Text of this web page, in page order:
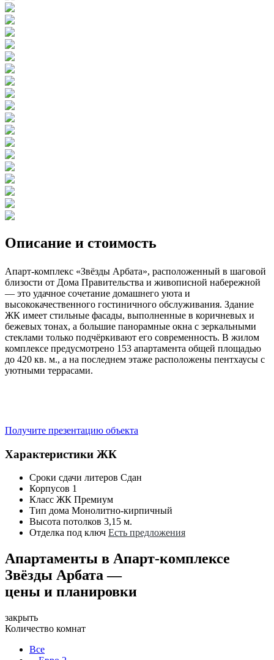
Описание и стоимость
Апарт-комплекс «Звёзды Арбата», расположенный в шаговой
близости от Дома Правительства и живописной набережной
— это удачное сочетание домашнего уюта и
высококачественного гостиничного обслуживания. Здание
ЖК имеет стильные фасады, выполненные в коричневых и
бежевых тонах, а большие панорамные окна с зеркальными
стеклами только подчёркивают его современность. В жилом
комплексе предусмотрено 153 апартамента общей площадью
до 420 кв. м., а на последнем этаже расположены пентхаусы с
уютными террасами.
Получите презентацию объекта
Характеристики ЖК
Сроки сдачи литеров Сдан
Корпусов 1
Класс ЖК Премиум
Тип дома Монолитно-кирпичный
Высота потолков 3,15 м.
Отделка под ключ Есть предложения
Апартаменты в Апарт-комплексе
Звёзды Арбата —
цены и планировки
закрыть
Количество комнат
Все